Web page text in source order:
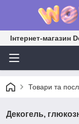
Інтернет-магазин
Товари та
Декогель,